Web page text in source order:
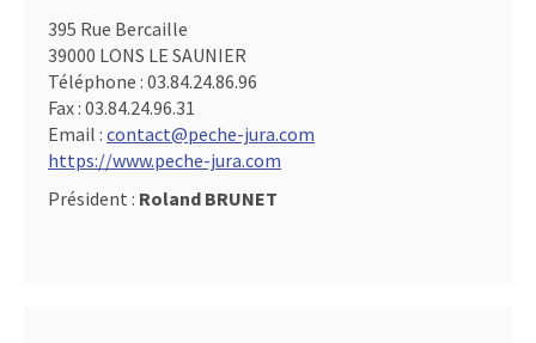
395 Rue Bercaille
39000 LONS LE SAUNIER
Téléphone : 03.84.24.86.96
Fax : 03.84.24.96.31
Email : contact@peche-jura.com
https://www.peche-jura.com
Président : Roland BRUNET